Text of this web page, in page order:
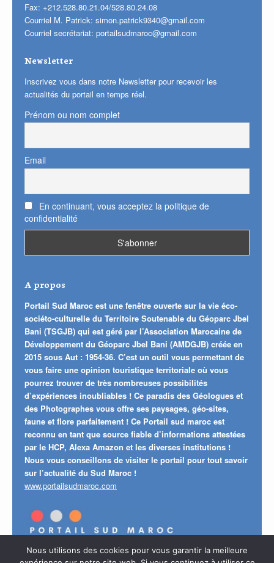
Fax: +212.528.80.21.04/528.80.24.08
Courriel M. Patrick: simon.patrick9340@gmail.com
Courriel secrétariat: portailsudmaroc@gmail.com
Newsletter
Inscrivez vous dans notre Newsletter pour recevoir les
actualités du portail en temps réel.
Prénom ou nom complet
Email
En continuant, vous acceptez la politique de
confidentialité
A propos
Portail Sud Maroc est une fenêtre ouverte sur la vie éco-
sociéto-culturelle du Territoire Soutenable du Géoparc Jbel
Bani (TSGJB) qui est géré par l’Association Marocaine de
Développement du Géoparc Jbel Bani (AMDGJB) créée en
2015 sous Aut : 1954-36. C’est un outil vous permettant de
vous faire une opinion touristique territoriale où vous
pourrez trouver de très nombreuses possibilités
d’expériences inoubliables ! Ce paradis des Géologues et
des Photographes vous offre ses paysages, géo-sites,
faune et flore parfaitement ! Ce Portail sud maroc est
reconnu en tant que source fiable d’informations attestées
par le HCP, Alexa Amazon et les diverses institutions !
Nous vous conseillons de visiter le portail pour tout savoir
sur l’actualité du Sud Maroc !
www.portailsudmaroc.com
Nous utilisons des cookies pour vous garantir la meilleure